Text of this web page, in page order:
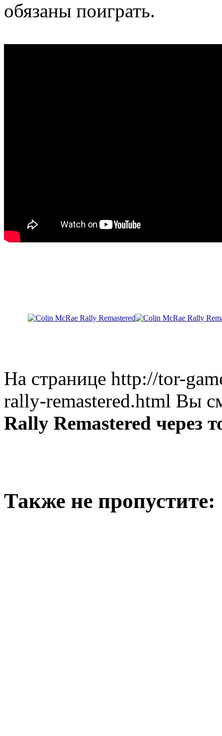
обязаны поиграть.
На странице http://tor-
rally-remastered.html Вы
Rally Remastered через
Также не пропустите: